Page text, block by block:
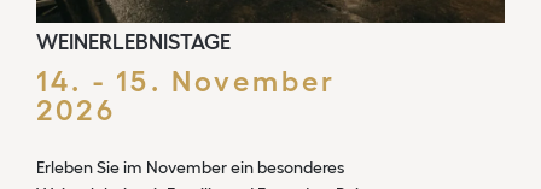
WEINERLEBNISTAGE
14. - 15. November
2026
Erleben Sie im November ein besonderes